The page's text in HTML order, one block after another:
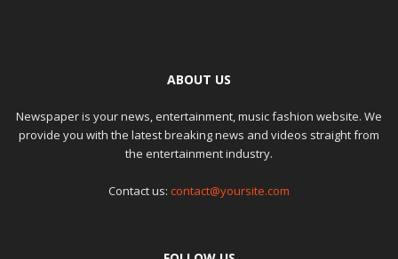
ABOUT US
Newspaper is your news, entertainment, music fashion website. We
provide you with the latest breaking news and videos straight from
the entertainment industry.
Contact us: contact@yoursite.com